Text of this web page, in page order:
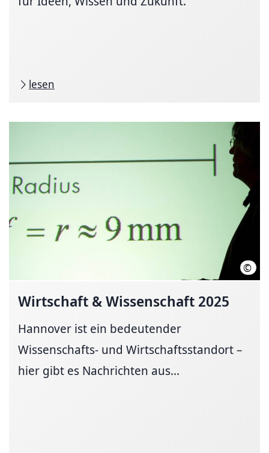
lesen
© LHH
Wirtschaft & Wissenschaft 2025
Hannover ist ein bedeutender
Wissenschafts- und Wirtschaftsstandort –
hier gibt es Nachrichten aus...